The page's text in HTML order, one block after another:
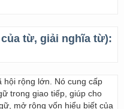
từ, giải nghĩa từ):
hội rộng lớn. Nó cung cấp
trong giao tiếp, giúp cho
mở rộng vốn hiểu biết của